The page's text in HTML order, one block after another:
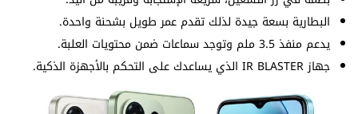
البطارية بسعة جيدة لذلك تقدم عمر طويل بشحنة واحدة.
يدعم منفذ 3.5 ملم وتوجد سماعات ضمن محتويات العلبة.
جهاز IR BLASTER الذي يساعدك على التحكم بالأجهزة الذكية.